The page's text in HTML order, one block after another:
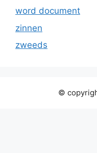
word document
zinnen
zweeds
©